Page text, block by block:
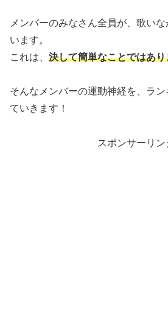
メンバーのみなさん全員が、歌い
います。
これは、 決して簡単なことではあり
そんなメンバーの運動神経を、ラ
ていきます！
スポンサーリン